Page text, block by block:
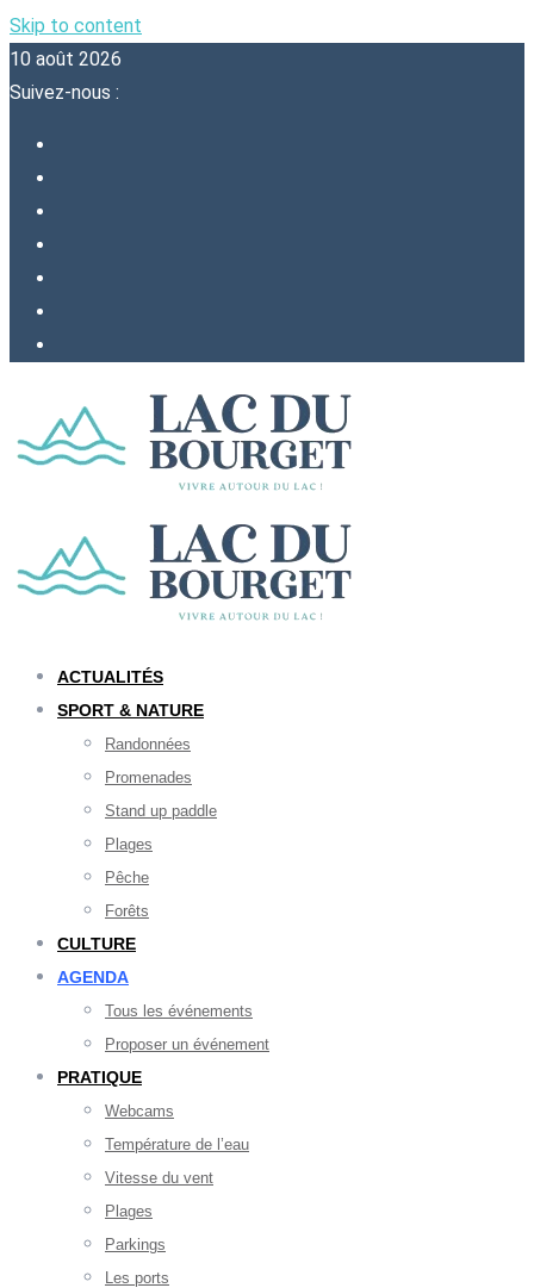
Skip to content
10 août 2026
Suivez-nous :
ACTUALITÉS
SPORT & NATURE
Randonnées
Promenades
Stand up paddle
Plages
Pêche
Forêts
CULTURE
AGENDA
Tous les événements
Proposer un événement
PRATIQUE
Webcams
Température de l’eau
Vitesse du vent
Plages
Parkings
Les ports